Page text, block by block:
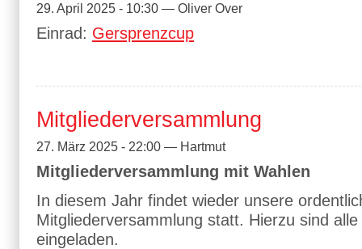
29. April 2025 - 10:30 — Oliver Over
Einrad: Gersprenzcup
Mitgliederversammlung
27. März 2025 - 22:00 — Hartmut
Mitgliederversammlung mit Wahlen
In diesem Jahr findet wieder unsere
Mitgliederversammlung statt. Hierzu sind
eingeladen.